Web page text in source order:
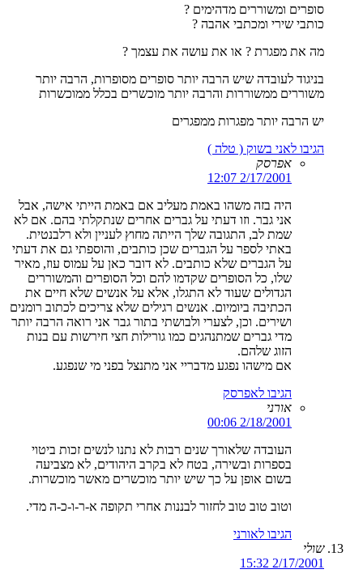
סופרים ומשוררים מדהימים ?
כותבי שירי ומכתבי אהבה ?
מה את מפגרת ? או את עושה את עצמך ?
בניגוד לעובדה שיש הרבה יותר סופרים מסופרות, הרבה יותר
משוררים ממשוררות והרבה יותר מוכשרים בכלל ממוכשרות
יש הרבה יותר מפגרות ממפגרים
הגיבו לאני בשוק ( טלה )
אפרסק
2/17/2001 12:07
היה בזה משהו באמת מעליב אם באמת הייתי אישה, אבל
אני גבר. וזו דעתי על גברים אחרים שנתקלתי בהם. אם לא
שמת לב, התגובה שלך הייתה מחוץ לעניין ולא רלבנטית.
באתי לספר על הגברים שכן כותבים, והוספתי גם את דעתי
על הגברים שלא כותבים. לא דובר כאן על עמוס עוז, מאיר
שלו, כל הסופרים שקדמו להם וכל הסופרים והמשוררים
הגדולים שעוד לא התגלו, אלא על אנשים שלא חיים את
הכתיבה ביומיום. אנשים רגילים שלא צריכים לכתוב רומנים
ושירים. וכן, לצערי ולבושתי בתור גבר אני רואה הרבה יותר
מדי גברים שמתנהגים כמו גורילות חצי חירשות עם בנות
הזוג שלהם.
אם מישהו נפגע מדבריי אני מתנצל בפני מי שנפגע.
הגיבו לאפרסק
אורני
2/18/2001 00:06
העובדה שלאורך שנים רבות לא נתנו לנשים זכות ביטוי
בספרות ובשירה, בטח לא בקרב היהודים, לא מצביעה
בשום אופן על כך שיש יותר מוכשרים מאשר מוכשרות.
וטוב טוב טוב לחזור לבננות אחרי תקופה א-ר-ו-כ-ה מדי.
הגיבו לאורני
שולי
2/17/2001 15:32